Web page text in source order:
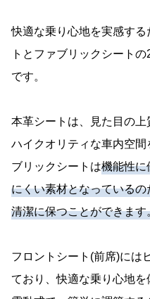
快適な乗り心地を実感す
トとファブリックシート
です。
本革シートは、見た目の上
ハイクオリティな車内空
ブリックシートは機能性に
にくい素材となっている
清潔に保つことができます
フロントシート(前席)には
ており、快適な乗り心地